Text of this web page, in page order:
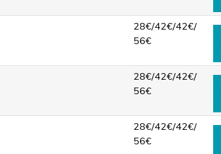
28€/42€/42€/
56€
28€/42€/42€/
56€
28€/42€/42€/
56€